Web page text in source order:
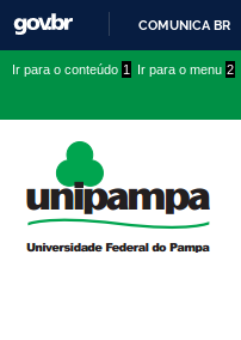
COMUNICA BR
conteúdo
menu
superior
menu
Ir para o conteúdo 1 Ir para o menu 2